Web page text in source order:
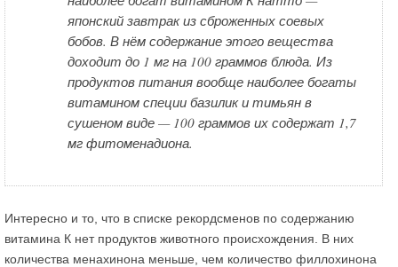
японский завтрак из сброженных соевых
бобов. В нём содержание этого вещества
доходит до 1 мг на 100 граммов блюда. Из
продуктов питания вообще наиболее богаты
витамином специи базилик и тимьян в
сушеном виде — 100 граммов их содержат 1,7
мг фитоменадиона.
Интересно и то, что в списке рекордсменов по содержанию
витамина К нет продуктов животного происхождения. В них
количества менахинона меньше, чем количество филлохинона